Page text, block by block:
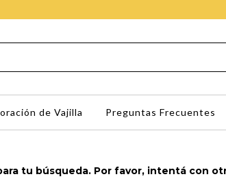
de Vajilla Preguntas Frecuentes
tu búsqueda. Por favor, intentá con